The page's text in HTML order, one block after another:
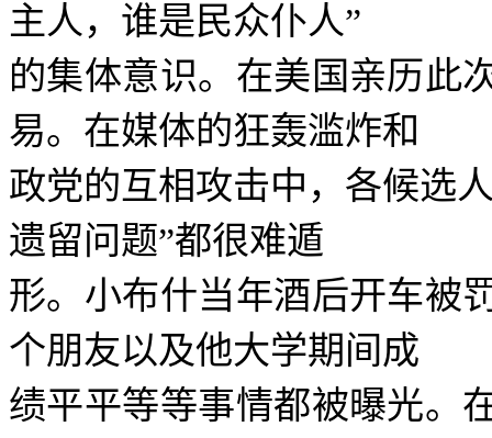
主人，谁是民众仆人”
的集体意识。在美国亲历此
易。在媒体的狂轰滥炸和
政党的互相攻击中，各候选
遗留问题”都很难遁
形。小布什当年酒后开车被
个朋友以及他大学期间成
绩平平等等事情都被曝光。